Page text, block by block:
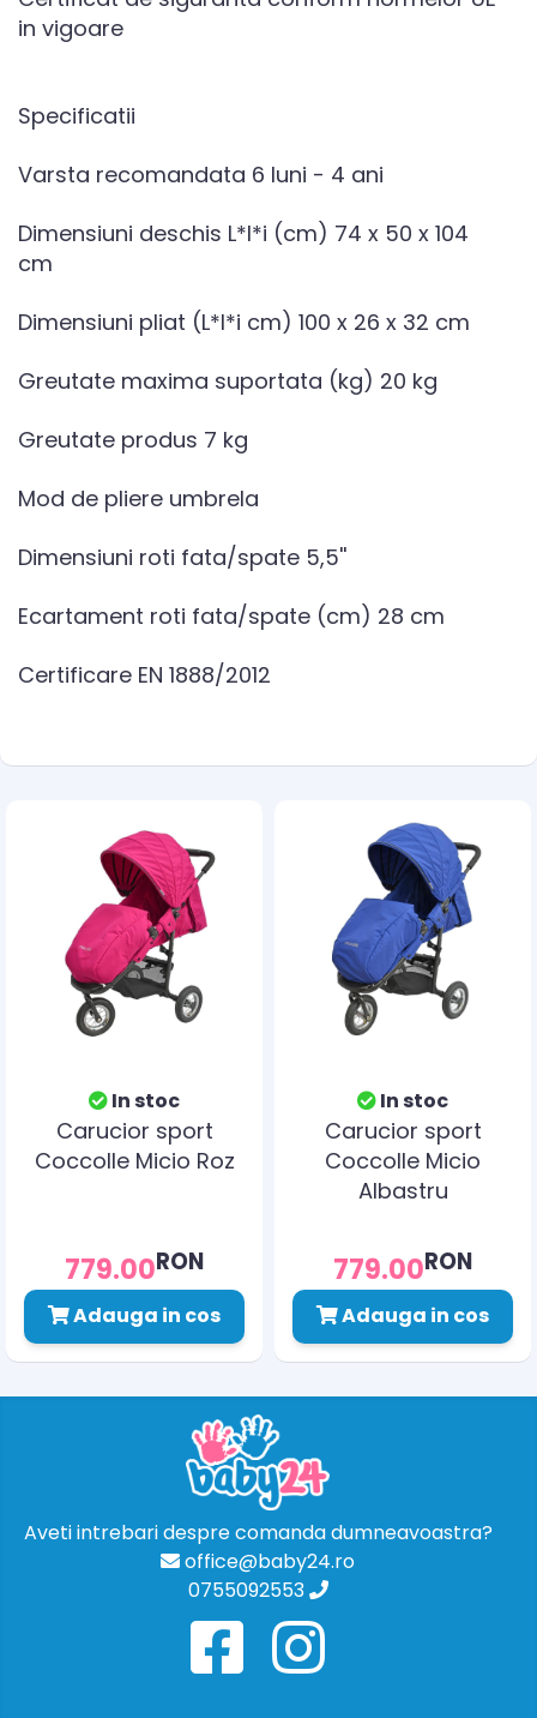
in vigoare
Specificatii
Varsta recomandata 6 luni - 4 ani
Dimensiuni deschis L*l*i (cm) 74 x 50 x 104
cm
Dimensiuni pliat (L*l*i cm) 100 x 26 x 32 cm
Greutate maxima suportata (kg) 20 kg
Greutate produs 7 kg
Mod de pliere umbrela
Dimensiuni roti fata/spate 5,5''
Ecartament roti fata/spate (cm) 28 cm
Certificare EN 1888/2012
In stoc
Carucior sport
Coccolle Micio Roz
779.00RON
Adauga in cos
In stoc
Carucior sport
Coccolle Micio
Albastru
779.00RON
Adauga in cos
Aveti intrebari despre comanda dumneavoastra?
office@baby24.ro
0755092553